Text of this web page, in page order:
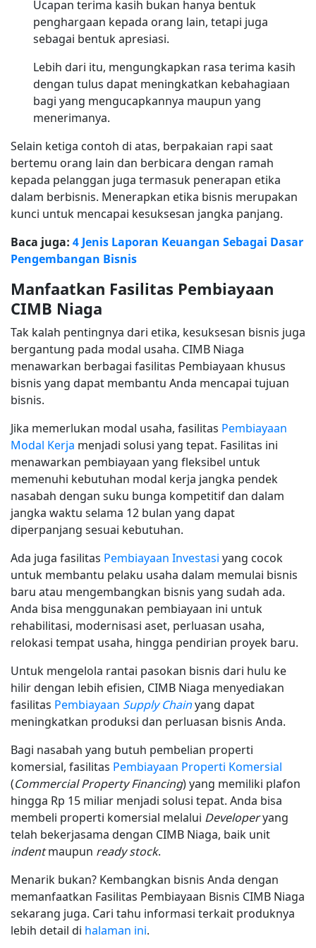
Ucapan terima kasih bukan hanya bentuk
penghargaan kepada orang lain, tetapi juga
sebagai bentuk apresiasi.
Lebih dari itu, mengungkapkan rasa terima kasih
dengan tulus dapat meningkatkan kebahagiaan
bagi yang mengucapkannya maupun yang
menerimanya.
Selain ketiga contoh di atas, berpakaian rapi saat
bertemu orang lain dan berbicara dengan ramah
kepada pelanggan juga termasuk penerapan etika
dalam berbisnis. Menerapkan etika bisnis merupakan
kunci untuk mencapai kesuksesan jangka panjang.
Baca juga: 4 Jenis Laporan Keuangan Sebagai Dasar
Pengembangan Bisnis
Manfaatkan Fasilitas Pembiayaan
CIMB Niaga
Tak kalah pentingnya dari etika, kesuksesan bisnis juga
bergantung pada modal usaha. CIMB Niaga
menawarkan berbagai fasilitas Pembiayaan khusus
bisnis yang dapat membantu Anda mencapai tujuan
bisnis.
Jika memerlukan modal usaha, fasilitas Pembiayaan
Modal Kerja menjadi solusi yang tepat. Fasilitas ini
menawarkan pembiayaan yang fleksibel untuk
memenuhi kebutuhan modal kerja jangka pendek
nasabah dengan suku bunga kompetitif dan dalam
jangka waktu selama 12 bulan yang dapat
diperpanjang sesuai kebutuhan.
Ada juga fasilitas Pembiayaan Investasi yang cocok
untuk membantu pelaku usaha dalam memulai bisnis
baru atau mengembangkan bisnis yang sudah ada.
Anda bisa menggunakan pembiayaan ini untuk
rehabilitasi, modernisasi aset, perluasan usaha,
relokasi tempat usaha, hingga pendirian proyek baru.
Untuk mengelola rantai pasokan bisnis dari hulu ke
hilir dengan lebih efisien, CIMB Niaga menyediakan
fasilitas Pembiayaan Supply Chainyang dapat
meningkatkan produksi dan perluasan bisnis Anda.
Bagi nasabah yang butuh pembelian properti
komersial, fasilitas Pembiayaan Properti Komersial
(Commercial Property Financing) yang memiliki plafon
hingga Rp 15 miliar menjadi solusi tepat. Anda bisa
membeli properti komersial melalui Developeryang
telah bekerjasama dengan CIMB Niaga, baik unit
indentmaupun ready stock.
Menarik bukan? Kembangkan bisnis Anda dengan
memanfaatkan Fasilitas Pembiayaan Bisnis CIMB Niaga
sekarang juga. Cari tahu informasi terkait produknya
lebih detail di halaman ini.